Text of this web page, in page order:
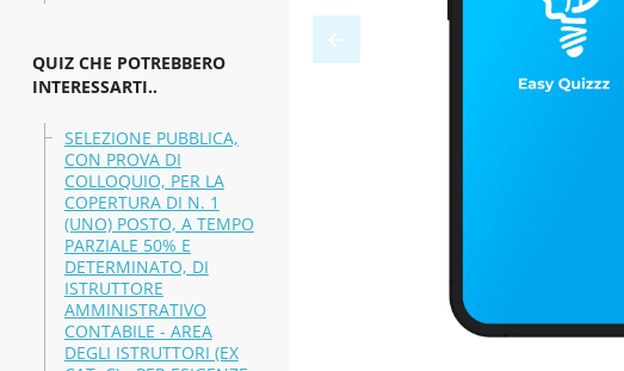
QUIZ CHE POTREBBERO
INTERESSARTI..
SELEZIONE PUBBLICA,
CON PROVA DI
COLLOQUIO, PER LA
COPERTURA DI N. 1
(UNO) POSTO, A TEMPO
PARZIALE 50% E
DETERMINATO, DI
ISTRUTTORE
AMMINISTRATIVO
CONTABILE - AREA
DEGLI ISTRUTTORI (EX